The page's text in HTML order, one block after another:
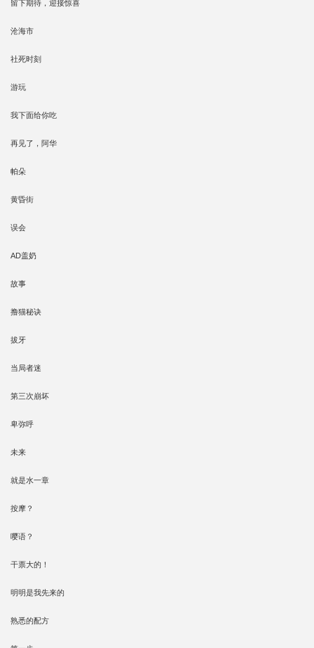
留下期待，迎接惊喜
沧海市
社死时刻
游玩
我下面给你吃
再见了，阿华
帕朵
黄昏街
误会
AD盖奶
故事
撸猫秘诀
拔牙
当局者迷
第三次崩坏
卑弥呼
未来
就是水一章
按摩？
嘤语？
干票大的！
明明是我先来的
熟悉的配方